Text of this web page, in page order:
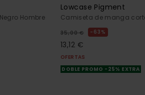
Hombre
Lowcase Pigment
Camiseta de manga
35,00 € 63%
13,12 €
OFERTAS
DOBLE PROMO -25% EXTRA